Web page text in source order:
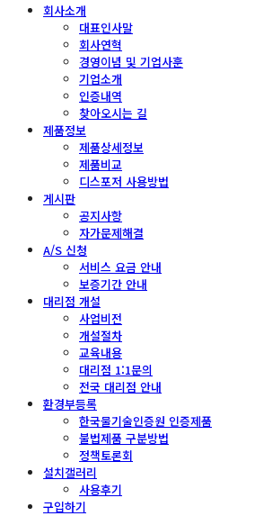
회사소개
대표인사말
회사연혁
경영이념 및 기업사훈
기업소개
인증내역
찾아오시는 길
제품정보
제품상세정보
제품비교
디스포저 사용방법
게시판
공지사항
자가문제해결
A/S 신청
서비스 요금 안내
보증기간 안내
대리점 개설
사업비전
개설절차
교육내용
대리점 1:1문의
전국 대리점 안내
환경부등록
한국물기술인증원 인증제품
불법제품 구분방법
정책토론회
설치갤러리
사용후기
구입하기